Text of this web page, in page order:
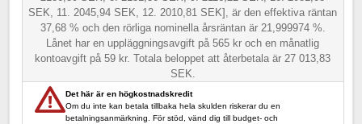
SEK, 11. 2045,94 SEK, 12. 2010,81 SEK], är den effektiva räntan
37,68 % och den rörliga nominella årsräntan är 21,999974 %.
Lånet har en uppläggningsavgift på 565 kr och en månatlig
kontoavgift på 59 kr. Totala beloppet att återbetala är 27 013,83
SEK.
Det här är en högkostnadskredit
Om du inte kan betala tillbaka hela skulden riskerar du en
betalningsanmärkning. För stöd, vänd dig till budget- och